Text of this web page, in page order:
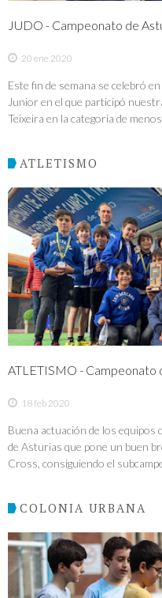
JUDO - Campeonato de
20 ene 2020
Este fin de semana se celebró
Junior en el que participó
Teixeira en la categoría de
ATLETISMO
ATLETISMO - Campeonato
18 feb 2020
Buena actuación de los equipos
de Asturias que pone un buen
Cross, consiguiendo el
COLONIA URBANA